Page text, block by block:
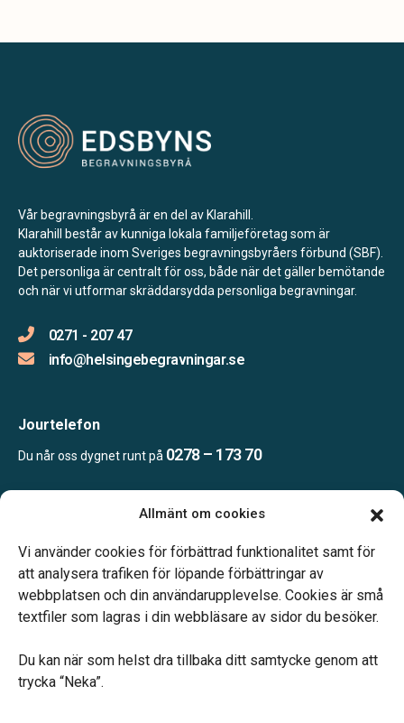
Allmänt om cookies
Vi använder cookies för förbättrad funktionalitet samt för
att analysera trafiken för löpande förbättringar av
webbplatsen och din användarupplevelse. Cookies är små
textfiler som lagras i din webbläsare av sidor du besöker.
Du kan när som helst dra tillbaka ditt samtycke genom att
trycka “Neka”.
Vår begravningsbyrå är en del av Klarahill.
Klarahill består av kunniga lokala familjeföretag som är
auktoriserade inom Sveriges begravningsbyråers förbund (SBF).
Det personliga är centralt för oss, både när det gäller bemötande
och när vi utformar skräddarsydda personliga begravningar.
0271 - 207 47
info@helsingebegravningar.se
Jourtelefon
Du når oss dygnet runt på 0278 – 173 70
Kontoret bemannas enligt telefonöverenskommelse
Vårt systerbolag Verahill hjälper dig med familjejuridiken –